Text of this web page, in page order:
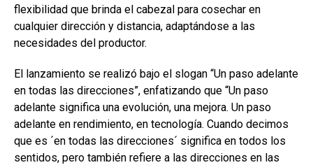
flexibilidad que brinda el cabezal para cosechar en
cualquier dirección y distancia, adaptándose a las
necesidades del productor.
El lanzamiento se realizó bajo el slogan “Un paso adelante
en todas las direcciones”, enfatizando que “Un paso
adelante significa una evolución, una mejora. Un paso
adelante en rendimiento, en tecnología. Cuando decimos
que es ´en todas las direcciones´ significa en todos los
sentidos, pero también refiere a las direcciones en las